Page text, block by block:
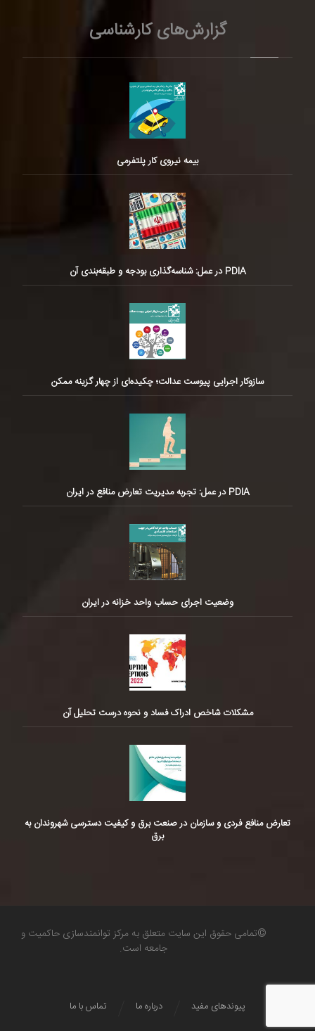
گزارش‌های کارشناسی
بیمه نیروی کار پلتفرمی
PDIA در عمل: شناسه‌گذاری بودجه و طبقه‌بندی آن
سازوکار اجرایی پیوست عدالت؛ چکیده‌ای از چهار گزینه ممکن
PDIA در عمل: تجربه مدیریت تعارض منافع در ایران
وضعیت اجرای حساب واحد خزانه در ایران
مشکلات شاخص ادراک فساد و نحوه درست تحلیل آن
تعارض منافع فردی و سازمان در صنعت برق و کیفیت دسترسی شهروندان به
برق
©تمامی حقوق این سایت متعلق به مرکز توانمندسازی حاکمیت و
جامعه است.
تماس با ما درباره ما پیوندهای مفید